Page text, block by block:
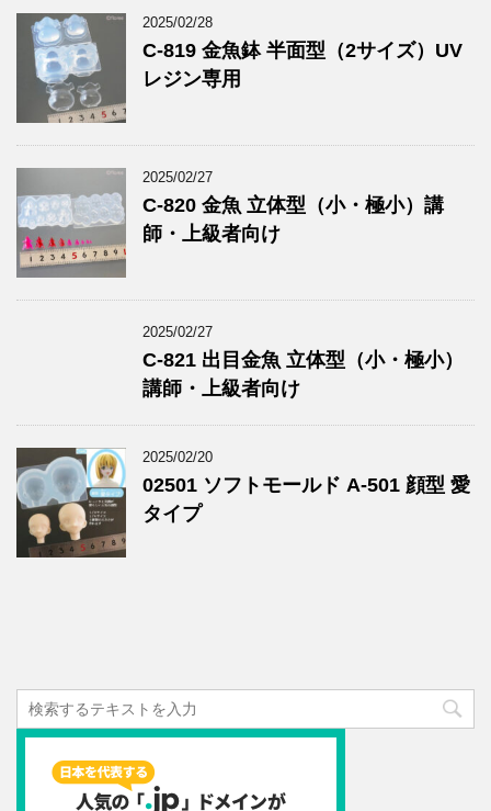
2025/02/28
C-819 金魚鉢 半面型（2サイズ）UV
レジン専用
2025/02/27
C-820 金魚 立体型（小・極小）講
師・上級者向け
2025/02/27
C-821 出目金魚 立体型（小・極小）
講師・上級者向け
2025/02/20
02501 ソフトモールド A-501 顔型 愛
タイプ